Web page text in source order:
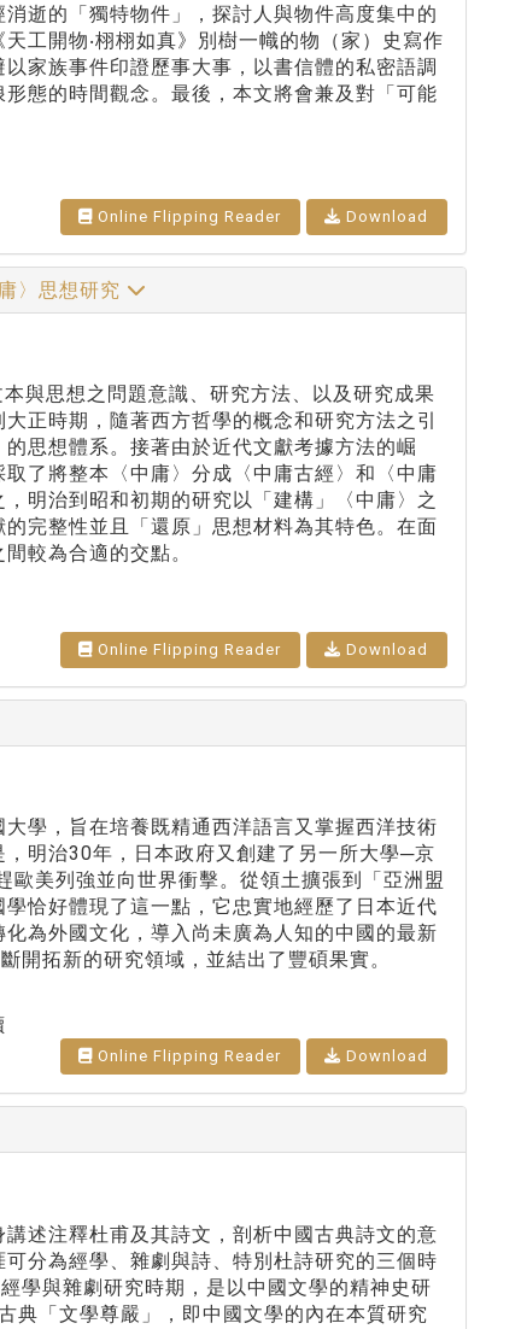
逝的「獨特物件」，探討人與物件高度集中的
工開物‧栩栩如真》別樹一幟的物（家）史寫作
家族事件印證歷事大事，以書信體的私密語調
態的時間觀念。最後，本文將會兼及對「可能
Online Flipping Reader Download
〉思想研究
思想之問題意識、研究方法、以及研究成果
正時期，隨著西方哲學的概念和研究方法之引
思想體系。接著由於近代文獻考據方法的崛
了將整本〈中庸〉分成〈中庸古經〉和〈中庸
明治到昭和初期的研究以「建構」〈中庸〉之
完整性並且「還原」思想材料為其特色。在面
較為合適的交點。
Online Flipping Reader Download
學，旨在培養既精通西洋語言又掌握西洋技術
明治30年，日本政府又創建了另一所大學─京
美列強並向世界衝擊。從領土擴張到「亞洲盟
恰好體現了這一點，它忠實地經歷了日本近代
為外國文化，導入尚未廣為人知的中國的最新
開拓新的研究領域，並結出了豐碩果實。
Online Flipping Reader Download
述注釋杜甫及其詩文，剖析中國古典詩文的意
分為經學、雜劇與詩、特別杜詩研究的三個時
學與雜劇研究時期，是以中國文學的精神史研
典「文學尊嚴」，即中國文學的內在本質研究